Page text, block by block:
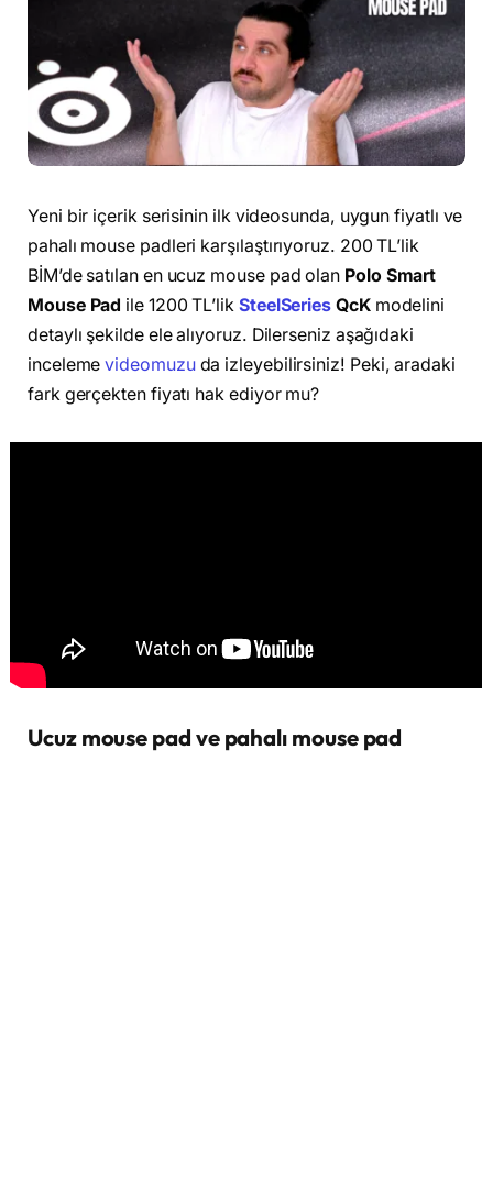
Yeni bir içerik serisinin ilk videosunda, uygun fiyatlı ve
pahalı mouse padleri karşılaştırıyoruz. 200 TL’lik
BİM’de satılan en ucuz mouse pad olan Polo Smart
Mouse Pad ile 1200 TL’lik SteelSeries QcKmodelini
detaylı şekilde ele alıyoruz. Dilerseniz aşağıdaki
incelemevideomuzu da izleyebilirsiniz! Peki, aradaki
fark gerçekten fiyatı hak ediyor mu?
Ucuz mouse pad ve pahalı mouse pad